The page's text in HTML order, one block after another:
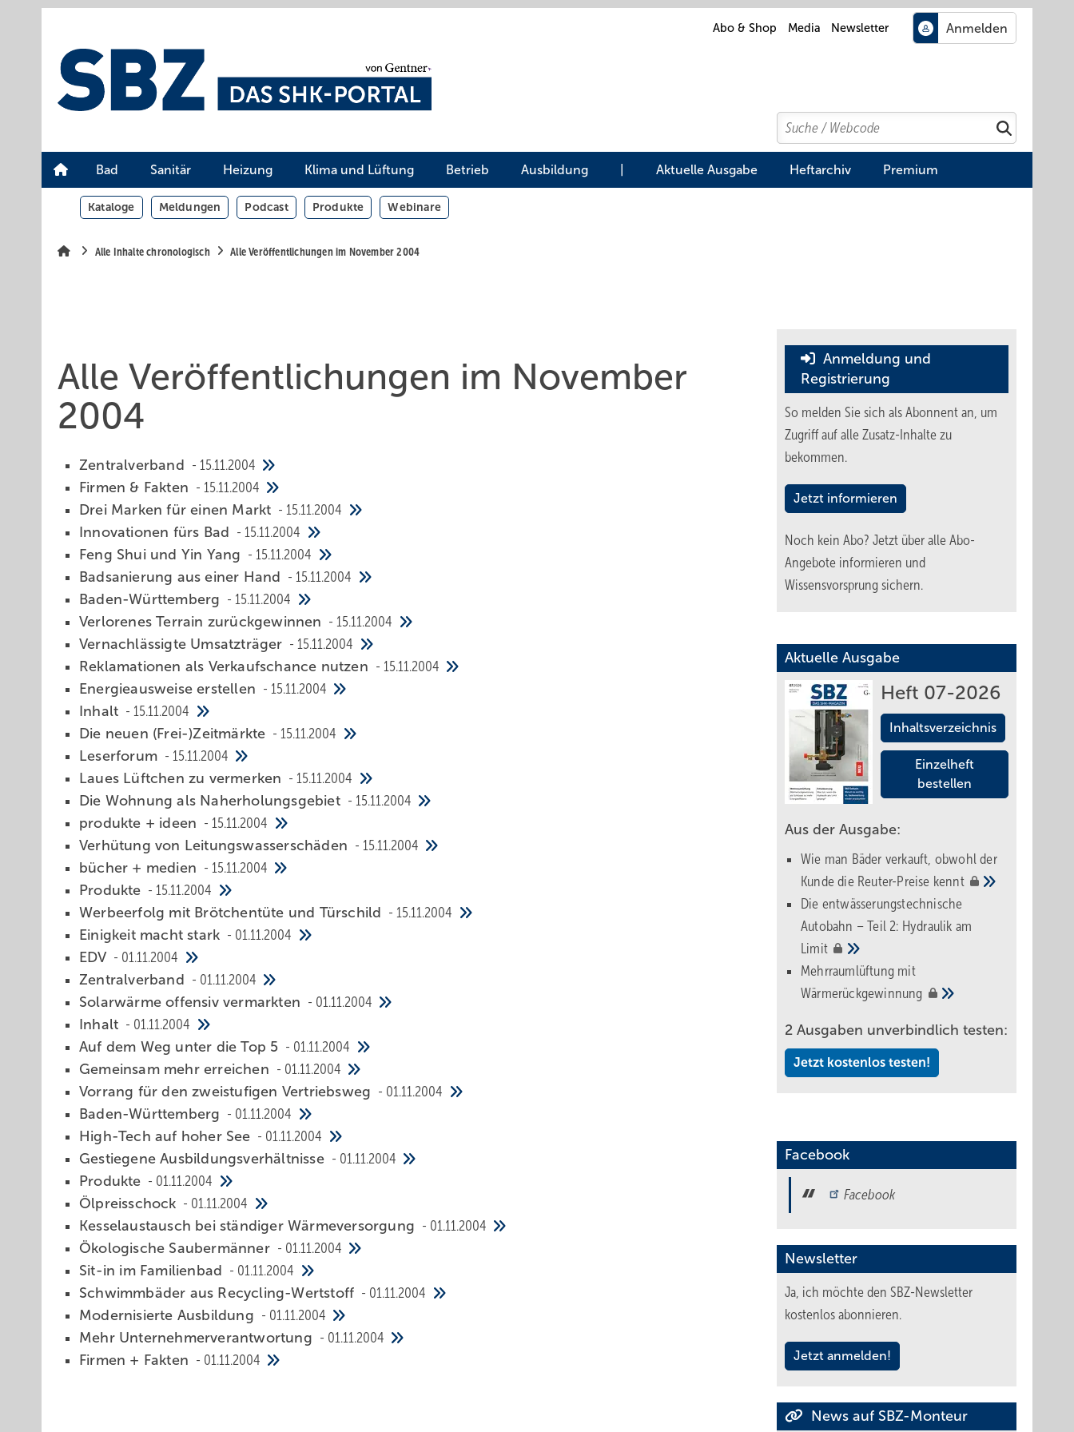
Abo & Shop Media Newsletter
Search
Suchen
Bad Sanitär Heizung Klima und Lüftung Betrieb Ausbildung Aktuelle Ausgabe Heftarchiv Premium
Kataloge Meldungen Podcast Produkte Webinare
Alle Inhalte chronologisch Alle Veröffentlichungen im November 2004
Alle Veröffentlichungen im November
2004
Zentralverband
15.11.2004
Firmen & Fakten
15.11.2004
Drei Marken für einen Markt
15.11.2004
Innovationen fürs Bad
15.11.2004
Feng Shui und Yin Yang
15.11.2004
Badsanierung aus einer Hand
15.11.2004
Baden-Württemberg
15.11.2004
Verlorenes Terrain zurückgewinnen
15.11.2004
Vernachlässigte Umsatzträger
15.11.2004
Reklamationen als Verkaufschance nutzen
15.11.2004
Energieausweise erstellen
15.11.2004
Inhalt
15.11.2004
Die neuen (Frei-)Zeitmärkte
15.11.2004
Leserforum
15.11.2004
Laues Lüftchen zu vermerken
15.11.2004
Die Wohnung als Naherholungsgebiet
15.11.2004
produkte + ideen
15.11.2004
Verhütung von Leitungswasserschäden
15.11.2004
bücher + medien
15.11.2004
Produkte
15.11.2004
Werbeerfolg mit Brötchentüte und Türschild
15.11.2004
Einigkeit macht stark
01.11.2004
EDV
01.11.2004
Zentralverband
01.11.2004
Solarwärme offensiv vermarkten
01.11.2004
Inhalt
01.11.2004
Auf dem Weg unter die Top 5
01.11.2004
Gemeinsam mehr erreichen
01.11.2004
Vorrang für den zweistufigen Vertriebsweg
01.11.2004
Baden-Württemberg
01.11.2004
High-Tech auf hoher See
01.11.2004
Gestiegene Ausbildungsverhältnisse
01.11.2004
Produkte
01.11.2004
Ölpreisschock
01.11.2004
Kesselaustausch bei ständiger Wärmeversorgung
01.11.2004
Ökologische Saubermänner
01.11.2004
Sit-in im Familienbad
01.11.2004
Schwimmbäder aus Recycling-Wertstoff
01.11.2004
Modernisierte Ausbildung
01.11.2004
Mehr Unternehmerverantwortung
01.11.2004
Firmen + Fakten
01.11.2004
Anmeldung und
Registrierung
So melden Sie sich als Abonnent an, um
Zugriff auf alle Zusatz-Inhalte zu
bekommen.
Jetzt informieren
Noch kein Abo? Jetzt über alle Abo-
Angebote informieren und
Wissensvorsprung sichern.
Aktuelle Ausgabe
Heft 07-2026
Inhaltsverzeichnis
Einzelheft
bestellen
Aus der Ausgabe:
Wie man Bäder verkauft, obwohl der
Kunde die Reuter-Preise kennt
Die entwässerungstechnische
Autobahn – Teil 2: Hydraulik am
Limit
Mehrraumlüftung mit
Wärmerückgewinnung
2 Ausgaben unverbindlich testen:
Jetzt kostenlos testen!
Facebook
Facebook
Newsletter
Ja, ich möchte den SBZ-Newsletter
kostenlos abonnieren.
Jetzt anmelden!
News auf SBZ-Monteur